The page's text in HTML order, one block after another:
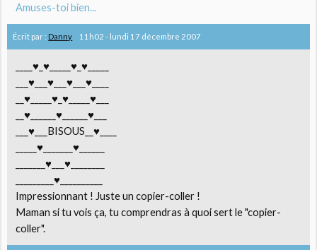
Amuses-toi bien...
Écrit par : Danny 11h02 - lundi 17 décembre 2007
____♥_♥_____♥_♥_____
___♥___♥___♥___♥____
__♥_____♥_♥_____♥___
__♥______♥______♥___
___♥___BISOUS__♥____
_____♥_______♥______
_______♥___♥________
_________♥__________
Impressionnant ! Juste un copier-coller !
Maman si tu vois ça, tu comprendras à quoi sert le "copier-
coller".